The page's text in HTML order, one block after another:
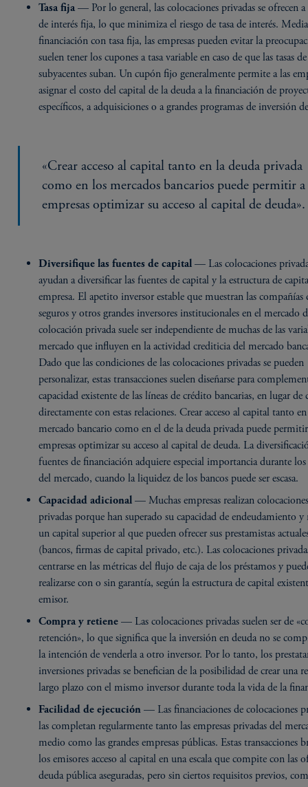
Tasa fija — Por lo general, las colocaciones privadas se ofrecen a
de interés fija, lo que minimiza el riesgo de tasa de interés.
financiación con tasa fija, las empresas pueden evitar la
suelen tener los cupones a tasa variable en caso de que las tasas
subyacentes suban. Un cupón fijo generalmente permite a las
asignar el costo del capital de la deuda a la financiación de
específicos, a adquisiciones o a grandes programas de inversión
«Crear acceso al capital tanto en la deuda privada
como en los mercados bancarios puede permitir a
empresas optimizar su acceso al capital de deuda».
Diversifique las fuentes de capital — Las colocaciones
ayudan a diversificar las fuentes de capital y la estructura de
empresa. El apetito inversor estable que muestran las compañías
seguros y otros grandes inversores institucionales en el mercado
colocación privada suele ser independiente de muchas de las
mercado que influyen en la actividad crediticia del mercado
Dado que las condiciones de las colocaciones privadas se pueden
personalizar, estas transacciones suelen diseñarse para
capacidad existente de las líneas de crédito bancarias, en lugar
directamente con estas relaciones. Crear acceso al capital tanto
mercado bancario como en el de la deuda privada puede
empresas optimizar su acceso al capital de deuda. La
fuentes de financiación adquiere especial importancia durante
del mercado, cuando la liquidez de los bancos puede ser escasa.
Capacidad adicional — Muchas empresas realizan
privadas porque han superado su capacidad de endeudamiento y
un capital superior al que pueden ofrecer sus prestamistas
(bancos, firmas de capital privado, etc.). Las colocaciones
centrarse en las métricas del flujo de caja de los préstamos y
realizarse con o sin garantía, según la estructura de capital
emisor.
Compra y retiene — Las colocaciones privadas suelen ser de
retención», lo que significa que la inversión en deuda no se
la intención de venderla a otro inversor. Por lo tanto, los
inversiones privadas se benefician de la posibilidad de crear una
largo plazo con el mismo inversor durante toda la vida de la
Facilidad de ejecución — Las financiaciones de colocaciones
las completan regularmente tanto las empresas privadas del
medio como las grandes empresas públicas. Estas transacciones
los emisores acceso al capital en una escala que compite con las
deuda pública aseguradas, pero sin ciertos requisitos previos,